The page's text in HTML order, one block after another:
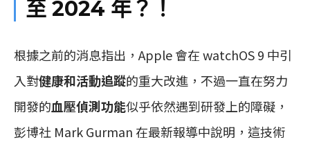
至 2024 年？！
根據之前的消息指出，Apple 會在 watchOS 9 中引
入對健康和活動追蹤的重大改進，不過一直在努力
開發的血壓偵測功能似乎依然遇到研發上的障礙，
彭博社 Mark Gurman 在最新報導中說明，這技術